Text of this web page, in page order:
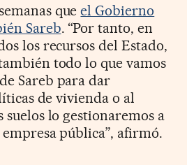
queel Gobierno
Sareb. “Por tanto, en
los recursos del Estado,
todo lo que vamos
Sareb para dar
de vivienda o al
suelos lo gestionaremos a
pública”, afirmó.